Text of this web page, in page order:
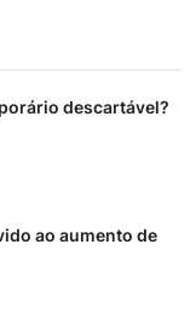
descartável?
ao aumento de